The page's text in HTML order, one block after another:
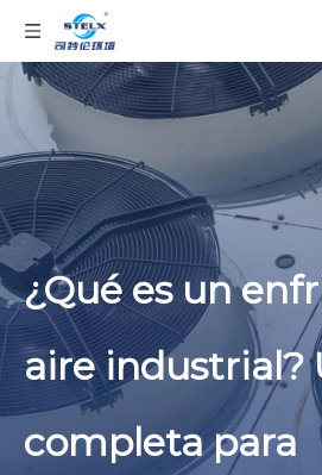
¿Qué es un
aire industrial?
completa para